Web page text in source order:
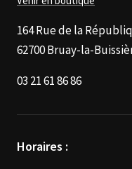
164 Rue de la
62700 Bruay-la-
03 21 61 86 86
Horaires :